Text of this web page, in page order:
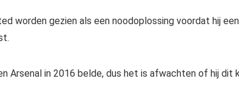
worden gezien als een noodoplossing voordat hij
Arsenal in 2016 belde, dus het is afwachten of hij dit